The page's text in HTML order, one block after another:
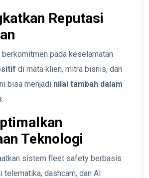
Reputasi
berkomitmen pada keselamatan
di mata klien, mitra bisnis, dan
bisa menjadi nilai tambah dalam
.
Teknologi
sistem fleet safety berbasis
dashcam, dan AI